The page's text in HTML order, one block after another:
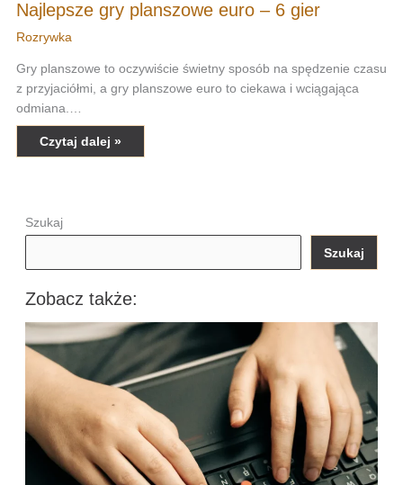
Najlepsze gry planszowe euro – 6 gier
Rozrywka
Gry planszowe to oczywiście świetny sposób na spędzenie czasu
z przyjaciółmi, a gry planszowe euro to ciekawa i wciągająca
odmiana.…
Czytaj dalej »
Szukaj
Szukaj
Zobacz także: